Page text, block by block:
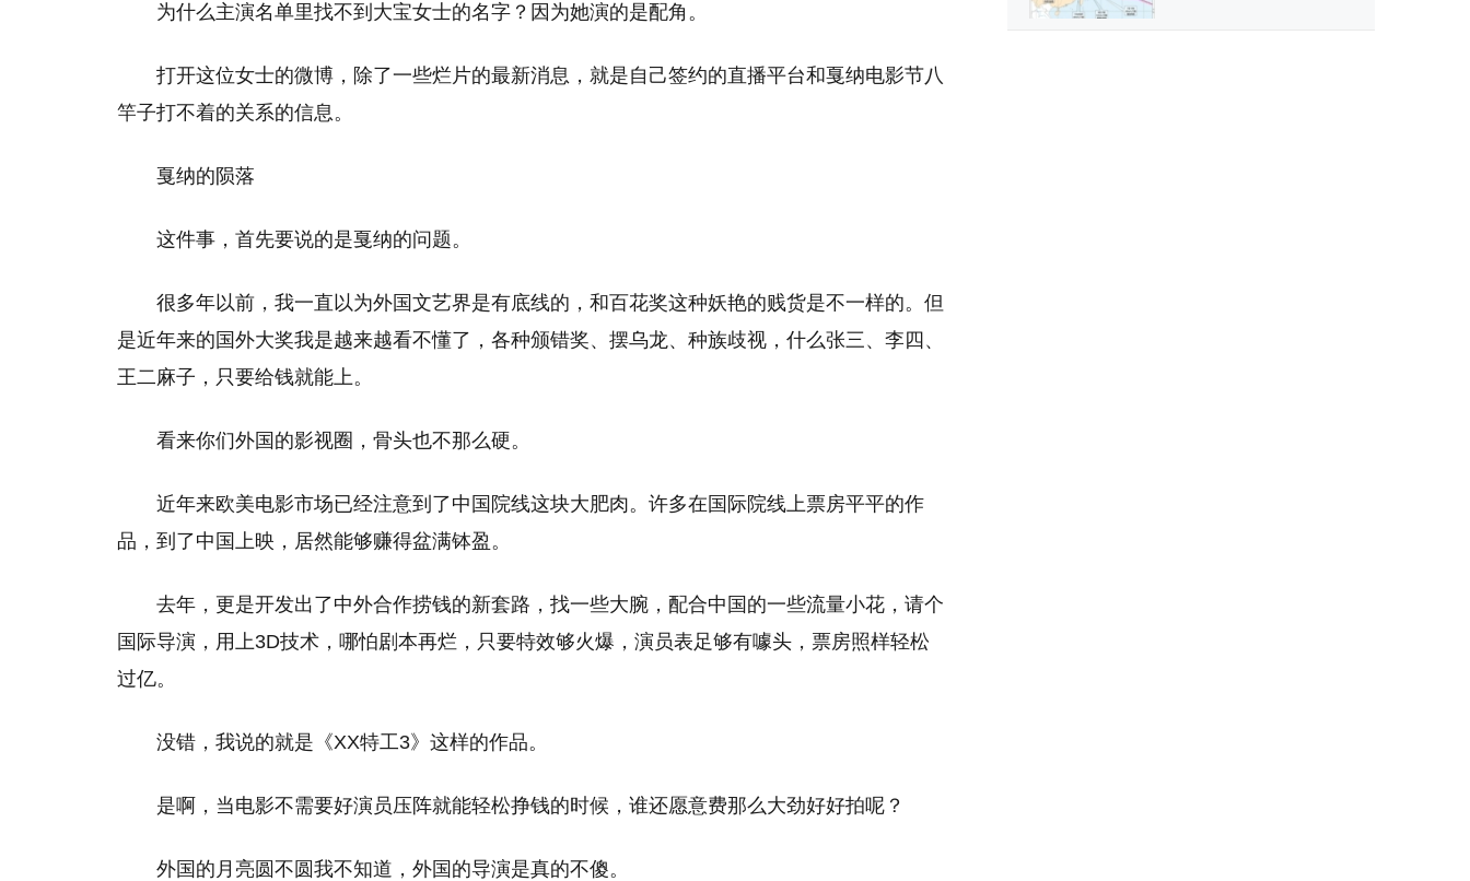
为什么主演名单里找不到大宝女士的名字？因为她演的是配角。
打开这位女士的微博，除了一些烂片的最新消息，就是自己签约的直播平台和戛纳电影节八
竿子打不着的关系的信息。
戛纳的陨落
这件事，首先要说的是戛纳的问题。
很多年以前，我一直以为外国文艺界是有底线的，和百花奖这种妖艳的贱货是不一样的。但
是近年来的国外大奖我是越来越看不懂了，各种颁错奖、摆乌龙、种族歧视，什么张三、李四、
王二麻子，只要给钱就能上。
看来你们外国的影视圈，骨头也不那么硬。
近年来欧美电影市场已经注意到了中国院线这块大肥肉。许多在国际院线上票房平平的作
品，到了中国上映，居然能够赚得盆满钵盈。
去年，更是开发出了中外合作捞钱的新套路，找一些大腕，配合中国的一些流量小花，请个
国际导演，用上3D技术，哪怕剧本再烂，只要特效够火爆，演员表足够有噱头，票房照样轻松
过亿。
没错，我说的就是《XX特工3》这样的作品。
是啊，当电影不需要好演员压阵就能轻松挣钱的时候，谁还愿意费那么大劲好好拍呢？
外国的月亮圆不圆我不知道，外国的导演是真的不傻。